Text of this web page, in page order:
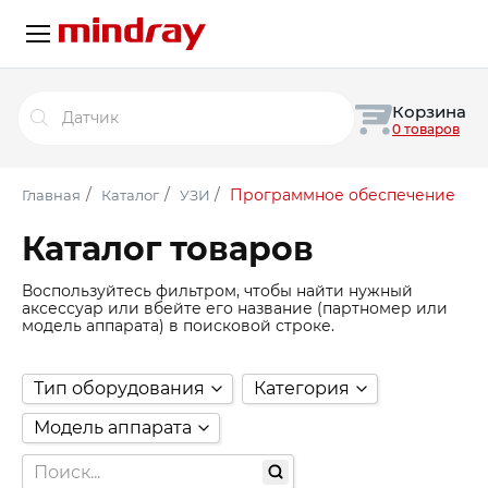
товаров
Корзина
0 товаров
Главная / Каталог / УЗИ / Программное обеспечение
Каталог товаров
Воспользуйтесь фильтром, чтобы найти нужный
аксессуар или вбейте его название (партномер или
модель аппарата) в поисковой строке.
Тип оборудования
Хирургия(187)
Аккумуляторы
Категория
Базовые каркасы и
Модель аппарата